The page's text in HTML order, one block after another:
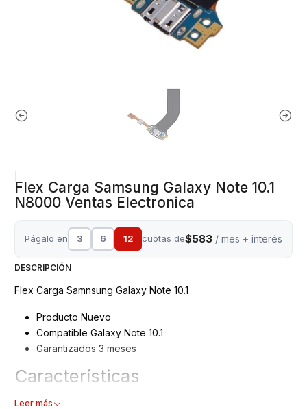
Flex Carga Samsung Galaxy Note 10.1
N8000 Ventas Electronica
Págalo en 3 6 12 cuotas de$583 / mes + interés
DESCRIPCIÓN
Flex Carga Samnsung Galaxy Note 10.1
Producto Nuevo
Compatible Galaxy Note 10.1
Garantizados 3 meses
Características
Flex Conector Carga/USB
Leer más